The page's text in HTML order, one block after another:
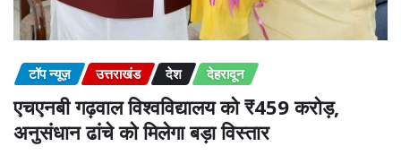
टॉप न्यूज़ उत्तराखंड देश देहरादून
एचएनबी गढ़वाल विश्वविद्यालय को ₹459 करोड़,
अनुसंधान ढांचे को मिलेगा बड़ा विस्तार